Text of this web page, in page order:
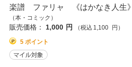
楽譜 ファリャ 《はかなき人生
（本・コミック）
販売価格： 1,000 円 （税込 1,100 円 ）
5 ポイント